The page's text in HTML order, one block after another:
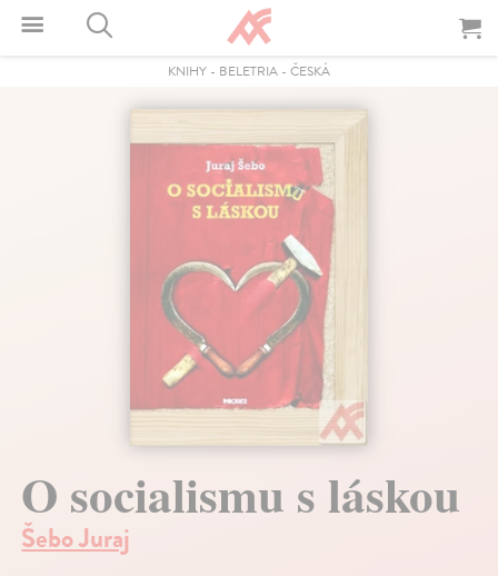
KNIHY - BELETRIA - ČESKÁ
O socialismu s láskou
Šebo Juraj